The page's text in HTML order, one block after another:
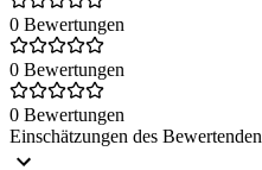
0 Bewertungen
0 Bewertungen
0 Bewertungen
Einschätzungen des Bewertenden